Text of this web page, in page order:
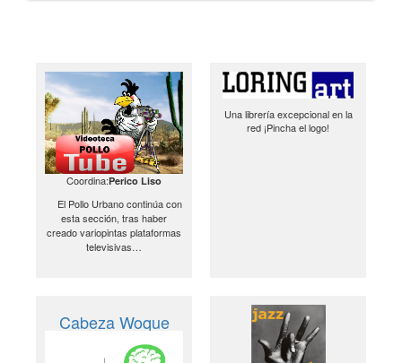
Coordina:Perico Liso
El Pollo Urbano continúa con
esta sección, tras haber
creado variopintas plataformas
televisivas…
Una librería excepcional en la
red ¡Pincha el logo!
Cabeza Woque